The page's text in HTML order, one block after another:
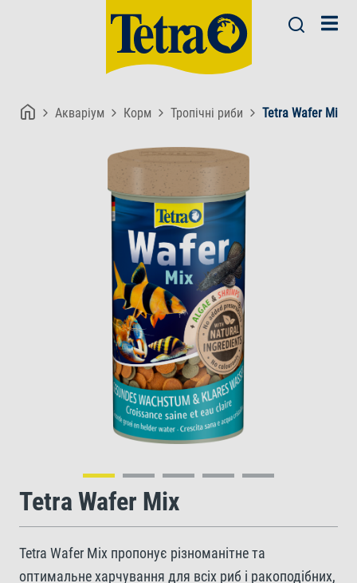
Акваріум Корм Тропічні риби Tetra Wafer Mix
Tetra Wafer Mix
Tetra Wafer Mix пропонує різноманітне та
оптимальне харчування для всіх риб і ракоподібних,